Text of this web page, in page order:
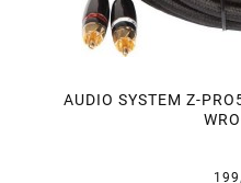
AUDIO SYSTEM Z-